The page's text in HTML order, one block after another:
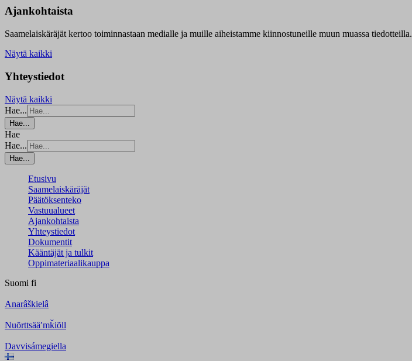
Ajankohtaista
Saamelaiskäräjät kertoo toiminnastaan medialle ja muille aiheistamme kiinnostuneille muun muassa tiedotteilla.
Näytä kaikki
Yhteystiedot
Näytä kaikki
Hae...
Hae...
Hae
Hae...
Hae...
Etusivu
Saamelaiskäräjät
Päätöksenteko
Vastuualueet
Ajankohtaista
Yhteystiedot
Dokumentit
Kääntäjät ja tulkit
Oppimateriaalikauppa
Suomi fi
Anarâškielâ
Nuõrttsääʹmǩiõll
Davvisámegiella